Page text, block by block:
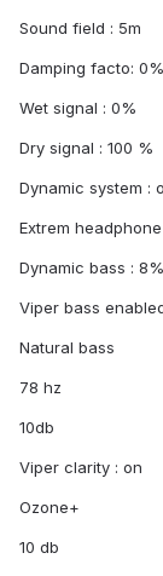
Sound field : 5m
Damping facto: 0%
Wet signal : 0%
Dry signal : 100 %
Dynamic system :
Extrem
Dynamic bass : 8%
Viper bass
Natural bass
78 hz
10db
Viper clarity : on
Ozone+
10 db